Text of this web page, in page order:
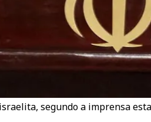
segundo a imprensa